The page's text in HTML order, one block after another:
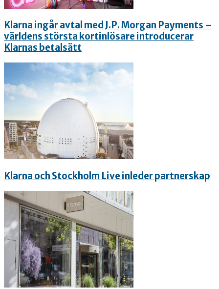
Klarna ingår avtal med J.P. Morgan Payments –
världens största kortinlösare introducerar
Klarnas betalsätt
Klarna och Stockholm Live inleder partnerskap